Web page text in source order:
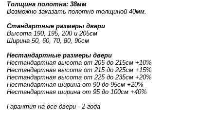
Толщина полотна: 38мм
Возможно заказать полотно толщиной 40мм.
Стандартные размеры двери
Высота 190, 195, 200 и 205см
Ширина 50, 60, 70, 80, 90см
Нестандартные размеры двери
Нестандартная высота от 205 до 215см +10%
Нестандартная высота от 215 до 225см +15%
Нестандартная высота от 225 до 235см +20%
Нестандартная ширина от 90 до 95см +20%
Нестандартная ширина от 95 до 100см +40%
Гарантия на все двери - 2 года